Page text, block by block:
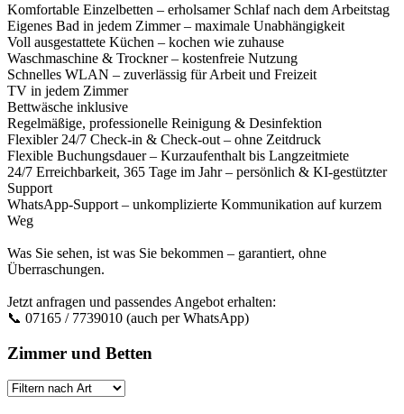
Komfortable Einzelbetten – erholsamer Schlaf nach dem Arbeitstag
Eigenes Bad in jedem Zimmer – maximale Unabhängigkeit
Voll ausgestattete Küchen – kochen wie zuhause
Waschmaschine & Trockner – kostenfreie Nutzung
Schnelles WLAN – zuverlässig für Arbeit und Freizeit
TV in jedem Zimmer
Bettwäsche inklusive
Regelmäßige, professionelle Reinigung & Desinfektion
Flexibler 24/7 Check-in & Check-out – ohne Zeitdruck
Flexible Buchungsdauer – Kurzaufenthalt bis Langzeitmiete
24/7 Erreichbarkeit, 365 Tage im Jahr – persönlich & KI-gestützter
Support
WhatsApp-Support – unkomplizierte Kommunikation auf kurzem
Weg
Was Sie sehen, ist was Sie bekommen – garantiert, ohne
Überraschungen.
Jetzt anfragen und passendes Angebot erhalten:
📞 07165 / 7739010 (auch per WhatsApp)
Zimmer und Betten